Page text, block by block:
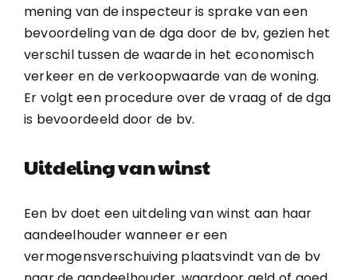
mening van de inspecteur is sprake van een
bevoordeling van de dga door de bv, gezien het
verschil tussen de waarde in het economisch
verkeer en de verkoopwaarde van de woning.
Er volgt een procedure over de vraag of de dga
is bevoordeeld door de bv.
Uitdeling van winst
Een bv doet een uitdeling van winst aan haar
aandeelhouder wanneer er een
vermogensverschuiving plaatsvindt van de bv